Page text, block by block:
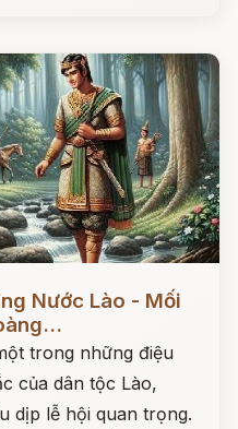
Nước Lào - Mối
trong những điệu
của dân tộc Lào,
dịp lễ hội quan trọng.